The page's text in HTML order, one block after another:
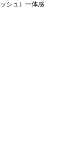
シュ）一体感